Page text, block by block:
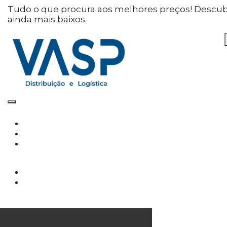
Defina as suas preferências
de cookies para este
website.
Este website utiliza cookies estritamente
necessários, analíticos e funcionais, para lhe
oferecer uma boa experiência de navegação e
Cookies
funções básicas do site e o site não funcionará
da maneira pretendida sem eles
Tudo o que procura aos melhores preços!
ainda mais baixos.